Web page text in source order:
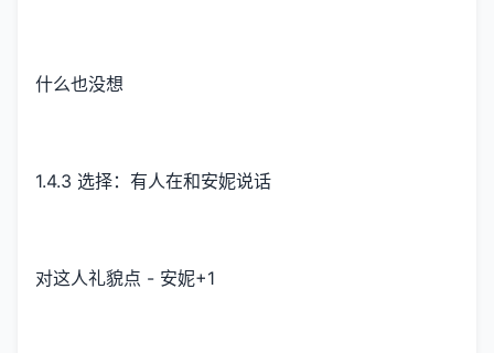
什么也没想
1.4.3 选择：有人在和安妮说话
对这人礼貌点 - 安妮+1